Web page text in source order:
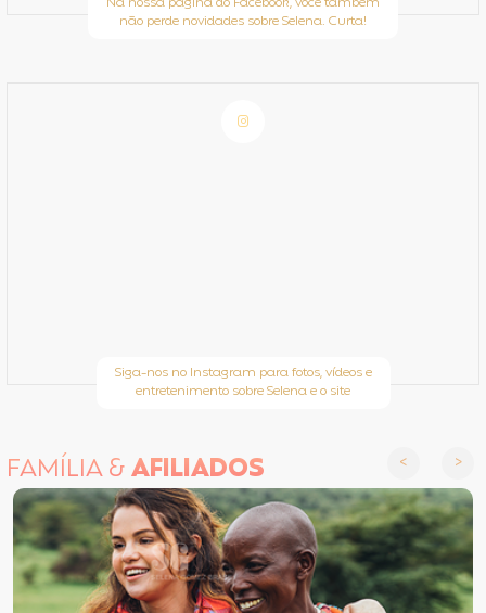
não perde novidades sobre Selena. Curta!
Siga-nos no Instagram para fotos, vídeos e
entretenimento sobre Selena e o site
FAMÍLIA &AFILIADOS